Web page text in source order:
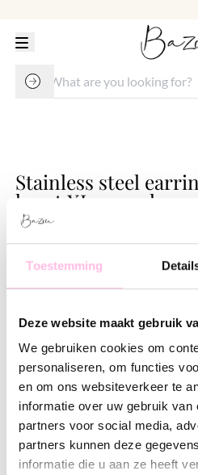
Toestemming
Deze website maakt gebruik
We gebruiken cookies om
personaliseren, om functies
en om ons websiteverkeer te
informatie over uw gebruik van
partners voor social media,
partners kunnen deze
informatie die u aan ze heeft
Stainless steel
heart XL - coral
€ 16.95
Variants:
Coral Lichtroze
Free shipping from €35
Shipping from €1.95
100% waterproof
Premium stainless steel
Description
With these earrings, it doesn't
have, because they go with
earrings complete every outfit!